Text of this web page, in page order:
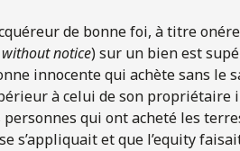
de bonne foi, à titre
notice) sur un bien est
innocente qui achète sans le
à celui de son propriétaire
qui ont acheté les
s’appliquait et que l’equity